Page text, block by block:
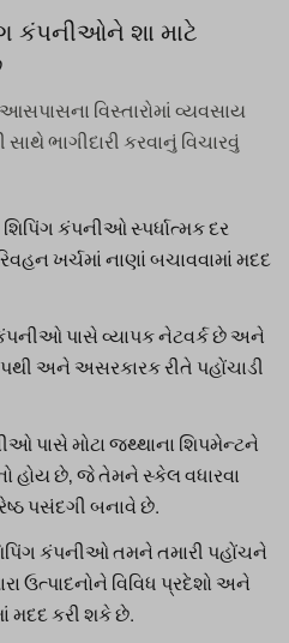
કંપનીઓને શા માટે
વિસ્તારોમાં વ્યવસાય
ભાગીદારી કરવાનું વિચારવું
કંપનીઓ સ્પર્ધાત્મક દર
ખર્ચમાં નાણાં બચાવવામાં મદદ
પાસે વ્યાપક નેટવર્ક છે અને
અને અસરકારક રીતે પહોંચાડી
પાસે મોટા જથ્થાના શિપમેન્ટને
હોય છે, જે તેમને સ્કેલ વધારવા
પસંદગી બનાવે છે.
કંપનીઓ તમને તમારી પહોંચને
ઉત્પાદનોને વિવિધ પ્રદેશો અને
મદદ કરી શકે છે.